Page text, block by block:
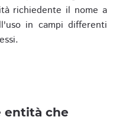
richiedente il nome a
in campi differenti
entità che